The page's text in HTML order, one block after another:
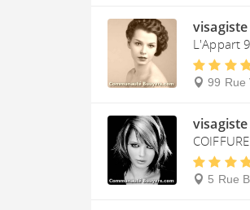
visagiste
L'Appart
99 Rue
visagiste
5 Rue